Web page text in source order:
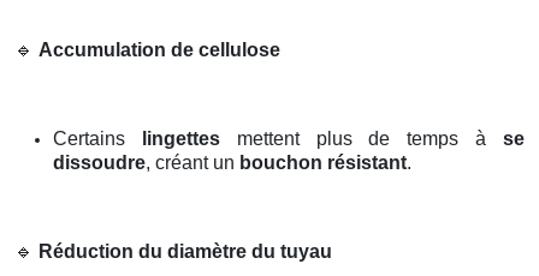
🔹 Accumulation de cellulose
Certains lingettesmettent plus de temps àse
dissoudre, créant un bouchon résistant.
🔹 Réduction du diamètre du tuyau